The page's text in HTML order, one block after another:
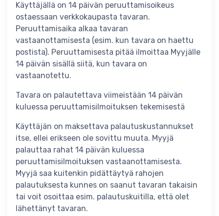
Käyttäjällä on 14 päivän peruuttamisoikeus
ostaessaan verkkokaupasta tavaran.
Peruuttamisaika alkaa tavaran
vastaanottamisesta (esim. kun tavara on haettu
postista). Peruuttamisesta pitää ilmoittaa Myyjälle
14 päivän sisällä siitä, kun tavara on
vastaanotettu.
Tavara on palautettava viimeistään 14 päivän
kuluessa peruuttamisilmoituksen tekemisestä
Käyttäjän on maksettava palautuskustannukset
itse, ellei erikseen ole sovittu muuta. Myyjä
palauttaa rahat 14 päivän kuluessa
peruuttamisilmoituksen vastaanottamisesta.
Myyjä saa kuitenkin pidättäytyä rahojen
palautuksesta kunnes on saanut tavaran takaisin
tai voit osoittaa esim. palautuskuitilla, että olet
lähettänyt tavaran.